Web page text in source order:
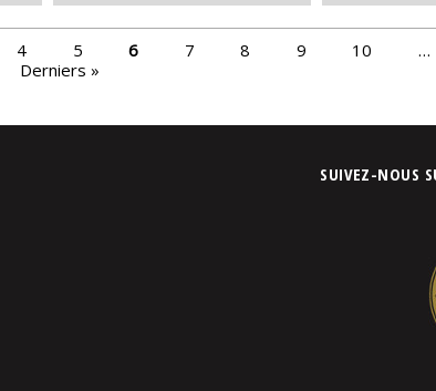
4 5 6 7 8 9 10 …
Derniers »
SUIVEZ-NOUS